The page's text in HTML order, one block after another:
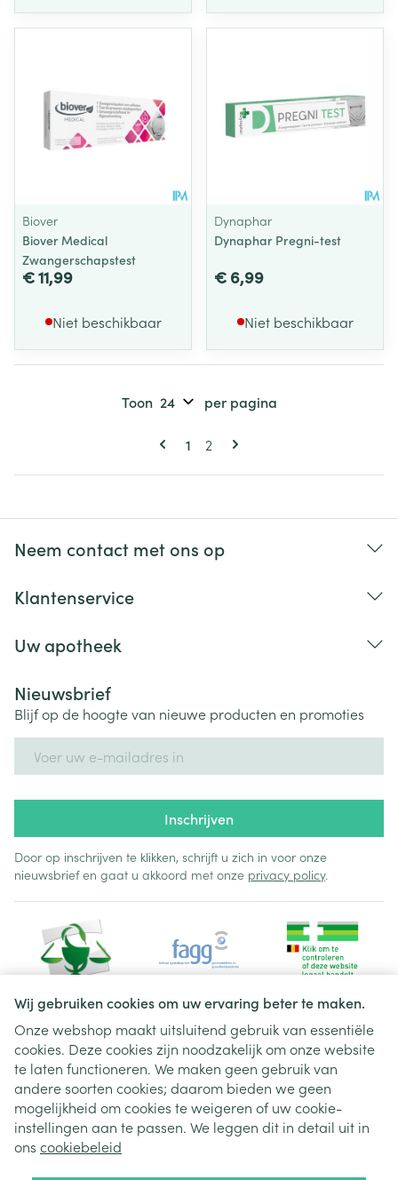
Wij gebruiken cookies om uw ervaring beter te maken.
Onze webshop maakt uitsluitend gebruik van essentiële
cookies. Deze cookies zijn noodzakelijk om onze website
te laten functioneren. We maken geen gebruik van
andere soorten cookies; daarom bieden we geen
mogelijkheid om cookies te weigeren of uw cookie-
instellingen aan te passen. We leggen dit in detail uit in
ons cookiebeleid
Biover
Biover Medical
Zwangerschapstest
€ 11,99
Niet beschikbaar
Dynaphar
Dynaphar Pregni-test
€ 6,99
Niet beschikbaar
Pagina's
U lees momenteel pagina
1 Pagina
2
Toon per pagina
Neem contact met ons op
Klantenservice
Uw apotheek
Nieuwsbrief
Blijf op de hoogte van nieuwe producten en promoties
Inschrijven
Door op inschrijven te klikken, schrijft u zich in voor onze
nieuwsbrief en gaat u akkoord met onze privacy policy.
Juridische links